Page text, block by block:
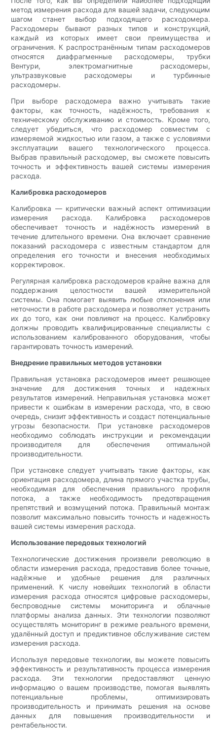
метод измерения расхода для вашей задачи, следующим
шагом станет выбор подходящего расходомера.
Расходомеры бывают разных типов и конструкций,
каждый из которых имеет свои преимущества и
ограничения. К распространённым типам расходомеров
относятся диафрагменные расходомеры, трубки
Вентури, электромагнитные расходомеры,
ультразвуковые расходомеры и турбинные
расходомеры.
При выборе расходомера важно учитывать такие
факторы, как точность, надёжность, требования к
техническому обслуживанию и стоимость. Кроме того,
следует убедиться, что расходомер совместим с
измеряемой жидкостью или газом, а также с условиями
эксплуатации вашего технологического процесса.
Выбрав правильный расходомер, вы сможете повысить
точность и эффективность вашей системы измерения
расхода.
Калибровка расходомеров
Калибровка — критически важный аспект оптимизации
измерения расхода. Калибровка расходомеров
обеспечивает точность и надёжность измерений в
течение длительного времени. Она включает сравнение
показаний расходомера с известным стандартом для
определения его точности и внесения необходимых
корректировок.
Регулярная калибровка расходомеров крайне важна для
поддержания целостности вашей измерительной
системы. Она помогает выявить любые отклонения или
неточности в работе расходомера и позволяет устранить
их до того, как они повлияют на процесс. Калибровку
должны проводить квалифицированные специалисты с
использованием калиброванного оборудования, чтобы
гарантировать точность измерений.
Внедрение правильных методов установки
Правильная установка расходомеров имеет решающее
значение для достижения точных и надежных
результатов измерений. Неправильная установка может
привести к ошибкам в измерении расхода, что, в свою
очередь, снизит эффективность и создаст потенциальные
угрозы безопасности. При установке расходомеров
необходимо соблюдать инструкции и рекомендации
производителя для обеспечения оптимальной
производительности.
При установке следует учитывать такие факторы, как
ориентация расходомера, длина прямого участка трубы,
необходимая для обеспечения правильного профиля
потока, а также необходимость предотвращения
препятствий и возмущений потока. Правильный монтаж
позволит максимально повысить точность и надежность
вашей системы измерения расхода.
Использование передовых технологий
Технологические достижения произвели революцию в
области измерения расхода, предоставив более точные,
надёжные и удобные решения для различных
применений. К числу новейших технологий в области
измерения расхода относятся цифровые расходомеры,
беспроводные системы мониторинга и облачные
платформы анализа данных. Эти технологии позволяют
осуществлять мониторинг в режиме реального времени,
удалённый доступ и предиктивное обслуживание систем
измерения расхода.
Используя передовые технологии, вы можете повысить
эффективность и результативность процесса измерения
расхода. Эти технологии предоставляют ценную
информацию о вашем производстве, помогая выявлять
потенциальные проблемы, оптимизировать
производительность и принимать решения на основе
данных для повышения производительности и
рентабельности.